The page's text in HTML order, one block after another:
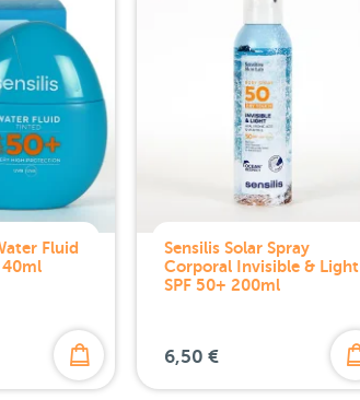
Fluid
40ml
Sensilis Solar Spray
Corporal Invisible & Light
SPF 50+ 200ml
6,50 €